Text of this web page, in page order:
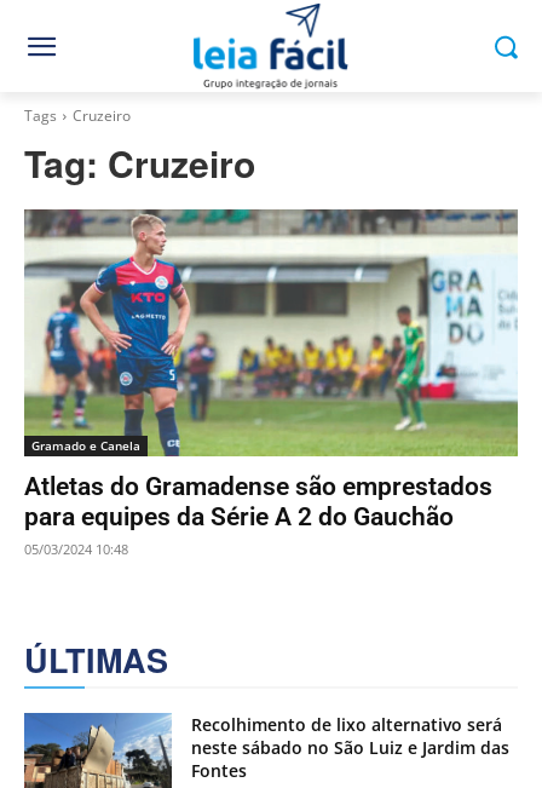
Tags Cruzeiro
Tag: Cruzeiro
Gramado e Canela
Atletas do Gramadense são emprestados
para equipes da Série A 2 do Gauchão
05/03/2024 10:48
ÚLTIMAS
Recolhimento de lixo alternativo será
neste sábado no São Luiz e Jardim das
Fontes